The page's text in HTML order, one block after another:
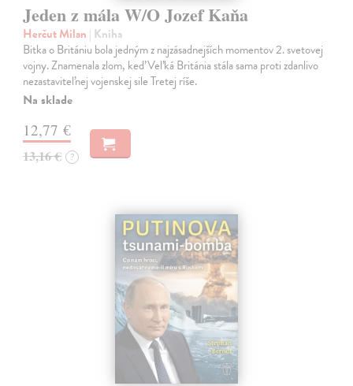
Jeden z mála W/O Jozef Kaňa
Herčut Milan | Kniha
Bitka o Britániu bola jedným z najzásadnejších momentov 2. svetovej
vojny. Znamenala zlom, keď Veľká Británia stála sama proti zdanlivo
nezastaviteľnej vojenskej sile Tretej ríše.
Na sklade
12,77 €
13,16 € ?